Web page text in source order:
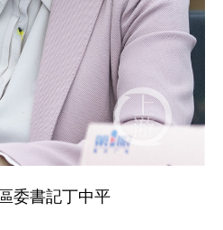
書記丁中平